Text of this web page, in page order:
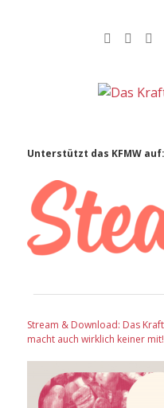
facebook
Sidebar
Unterstützt das KFMW auf:
Stream & Download: Das
macht auch wirklich keiner mit!